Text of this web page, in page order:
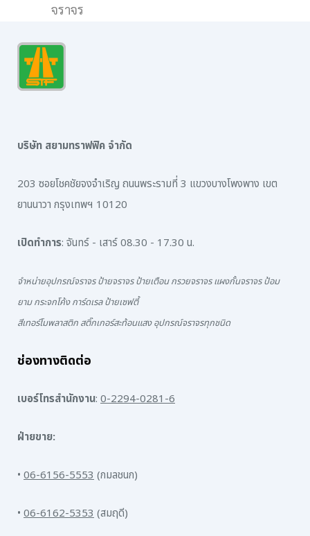
จราจร
บริษัท สยามทราฟฟิค จำกัด
203 ซอยโชคชัยจงจำเริญ ถนนพระรามที่ 3 แขวงบางโพงพาง เขต
ยานนาวา กรุงเทพฯ 10120
เปิดทำการ: จันทร์ - เสาร์ 08.30 - 17.30 น.
จำหน่ายอุปกรณ์จราจร ป้ายจราจร ป้ายเตือน กรวยจราจร แผงกั้นจราจร ป้อม
ยาม กระจกโค้ง การ์ดเรล ป้ายเซฟตี้
สีเทอร์โมพลาสติก สติ๊กเกอร์สะท้อนแสง อุปกรณ์จราจรทุกชนิด
ช่องทางติดต่อ
เบอร์โทรสำนักงาน: 0-2294-0281-6
ฝ่ายขาย:
• 06-6156-5553(กมลชนก)
• 06-6162-5353(สมฤดี)